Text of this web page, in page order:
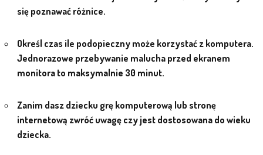
PORADY DLA RODZICÓW
DOKUMENTY DO POBRANIA
się poznawać różnice.
Określ czas ile podopieczny może korzystać z komputera.
Jednorazowe przebywanie malucha przed ekranem
monitora to maksymalnie 30 minut.
Zanim dasz dziecku grę komputerową lub stronę
internetową zwróć uwagę czy jest dostosowana do wieku
dziecka.